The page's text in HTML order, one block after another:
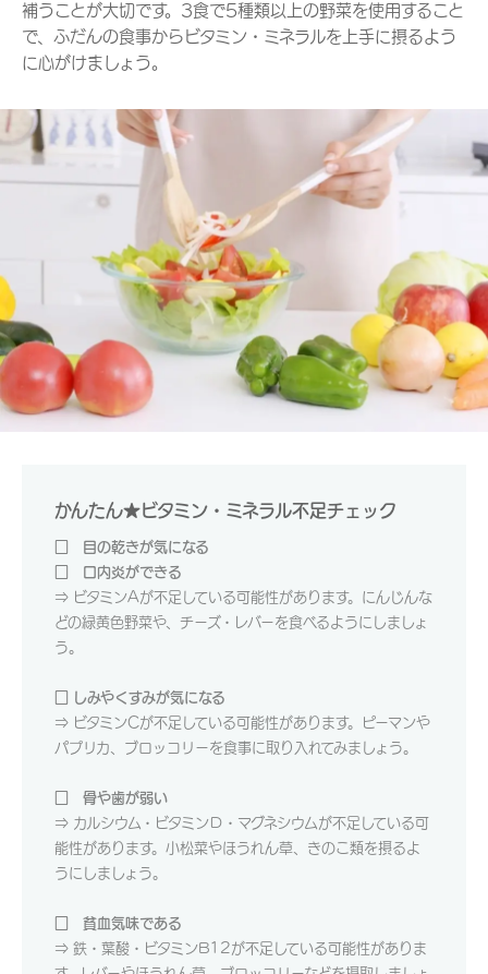
補うことが大切です。3食で5種類以上の野菜を使用すること
で、ふだんの食事からビタミン・ミネラルを上手に摂るよう
に心がけましょう。
かんたん★ビタミン・ミネラル不足チェック
□ 目の乾きが気になる
□ 口内炎ができる
⇒ ビタミンAが不足している可能性があります。にんじんな
どの緑黄色野菜や、チーズ・レバーを食べるようにしましょ
う。
□ しみやくすみが気になる
⇒ ビタミンCが不足している可能性があります。ピーマンや
パプリカ、ブロッコリーを食事に取り入れてみましょう。
□ 骨や歯が弱い
⇒ カルシウム・ビタミンＤ・マグネシウムが不足している可
能性があります。小松菜やほうれん草、きのこ類を摂るよ
うにしましょう。
□ 貧血気味である
⇒ 鉄・葉酸・ビタミンB12が不足している可能性がありま